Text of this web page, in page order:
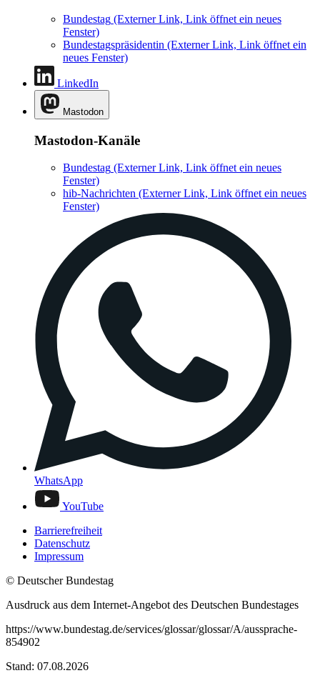
Bundestag (Externer Link, Link öffnet ein neues
Fenster)
Bundestagspräsidentin (Externer Link, Link öffnet ein
neues Fenster)
LinkedIn
Mastodon
Mastodon-Kanäle
Bundestag (Externer Link, Link öffnet ein neues
Fenster)
hib-Nachrichten (Externer Link, Link öffnet ein neues
Fenster)
WhatsApp
YouTube
Barrierefreiheit
Datenschutz
Impressum
© Deutscher Bundestag
Ausdruck aus dem Internet-Angebot des Deutschen Bundestages
https://www.bundestag.de/services/glossar/glossar/A/aussprache-
854902
Stand: 07.08.2026